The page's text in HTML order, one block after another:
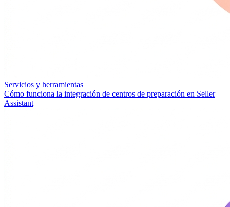
Servicios y herramientas
Cómo funciona la integración de centros de preparación en Seller
Assistant